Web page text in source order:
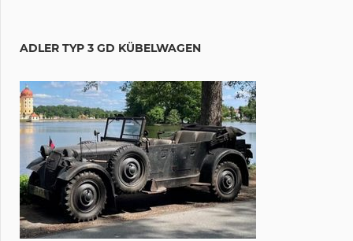
ADLER TYP 3 GD KÜBELWAGEN